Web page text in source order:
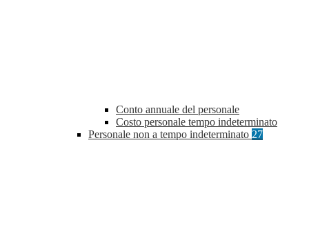
Conto annuale del personale
Costo personale tempo indeterminato
Personale non a tempo indeterminato 27